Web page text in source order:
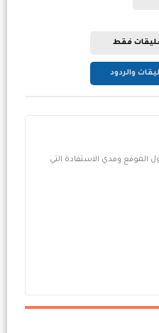
فقط
والردود
الموقع ومدي الاستفادة التي